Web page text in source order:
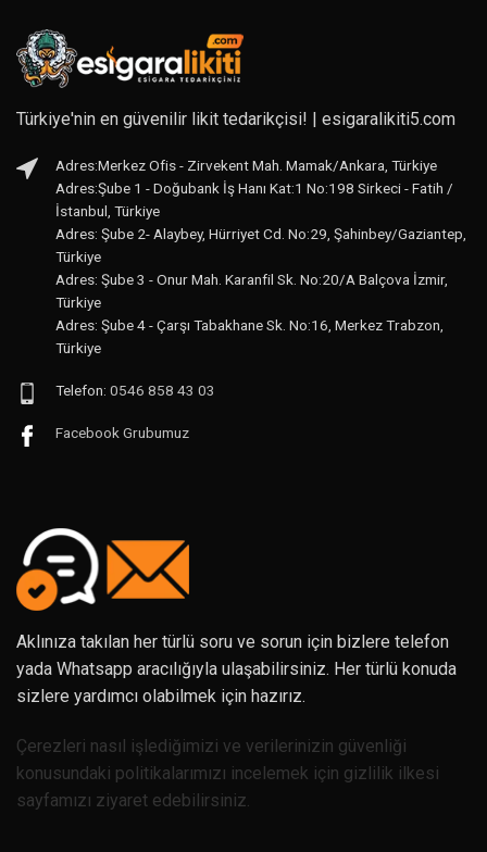
Türkiye'nin en güvenilir likit tedarikçisi! | esigaralikiti5.com
Adres:Merkez Ofis - Zirvekent Mah. Mamak/Ankara, Türkiye
Adres:Şube 1 - Doğubank İş Hanı Kat:1 No:198 Sirkeci - Fatih /
İstanbul, Türkiye
Adres: Şube 2- Alaybey, Hürriyet Cd. No:29, Şahinbey/Gaziantep,
Türkiye
Adres: Şube 3 - Onur Mah. Karanfil Sk. No:20/A Balçova İzmir,
Türkiye
Adres: Şube 4 - Çarşı Tabakhane Sk. No:16, Merkez Trabzon,
Türkiye
Telefon: 0546 858 43 03
Facebook Grubumuz
Aklınıza takılan her türlü soru ve sorun için bizlere telefon
yada Whatsapp aracılığıyla ulaşabilirsiniz. Her türlü konuda
sizlere yardımcı olabilmek için hazırız.
Çerezleri nasıl işlediğimizi ve verilerinizin güvenliği
konusundaki politikalarımızı incelemek için gizlilik ilkesi
sayfamızı ziyaret edebilirsiniz.